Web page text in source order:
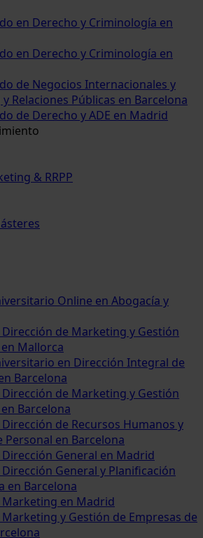
en Derecho y Criminología en
en Derecho y Criminología en
de Negocios Internacionales y
Relaciones Públicas en Barcelona
de Derecho y ADE en Madrid
& RRPP
Online en Abogacía y
de Marketing y Gestión
Mallorca
en Dirección Integral de
Barcelona
de Marketing y Gestión
Barcelona
de Recursos Humanos y
Personal en Barcelona
General en Madrid
General y Planificación
en Barcelona
en Madrid
y Gestión de Empresas de